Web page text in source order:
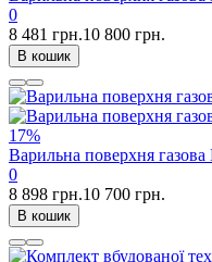
0
8 481 грн.10 800 грн.
В кошик
17%
Варильна поверхня
0
8 898 грн.10 700 грн.
В кошик